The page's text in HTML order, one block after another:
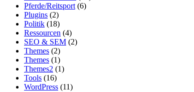
Pferde/Reitsport (6)
Plugins (2)
Politik (18)
Ressourcen (4)
SEO & SEM (2)
Themes (2)
Themes (1)
Themes2 (1)
Tools (16)
WordPress (11)